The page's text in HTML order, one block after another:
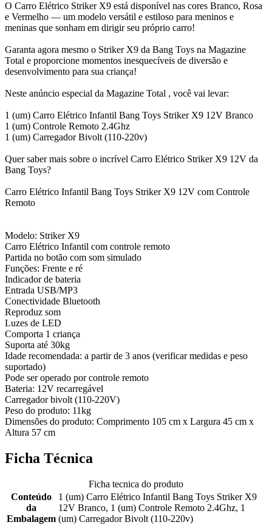
O Carro Elétrico Striker X9 está disponível nas cores Branco, Rosa
e Vermelho — um modelo versátil e estiloso para meninos e
meninas que sonham em dirigir seu próprio carro!
Garanta agora mesmo o Striker X9 da Bang Toys na Magazine
Total e proporcione momentos inesquecíveis de diversão e
desenvolvimento para sua criança!
Neste anúncio especial da Magazine Total , você vai levar:
1 (um) Carro Elétrico Infantil Bang Toys Striker X9 12V Branco
1 (um) Controle Remoto 2.4Ghz
1 (um) Carregador Bivolt (110-220v)
Quer saber mais sobre o incrível Carro Elétrico Striker X9 12V da
Bang Toys?
Carro Elétrico Infantil Bang Toys Striker X9 12V com Controle
Remoto
Modelo: Striker X9
Carro Elétrico Infantil com controle remoto
Partida no botão com som simulado
Funções: Frente e ré
Indicador de bateria
Entrada USB/MP3
Conectividade Bluetooth
Reproduz som
Luzes de LED
Comporta 1 criança
Suporta até 30kg
Idade recomendada: a partir de 3 anos (verificar medidas e peso
suportado)
Pode ser operado por controle remoto
Bateria: 12V recarregável
Carregador bivolt (110-220V)
Peso do produto: 11kg
Dimensões do produto: Comprimento 105 cm x Largura 45 cm x
Altura 57 cm
Ficha Técnica
Ficha tecnica do produto
Conteúdo
da
Embalagem
1 (um) Carro Elétrico Infantil Bang Toys Striker X9
12V Branco, 1 (um) Controle Remoto 2.4Ghz, 1
(um) Carregador Bivolt (110-220v)